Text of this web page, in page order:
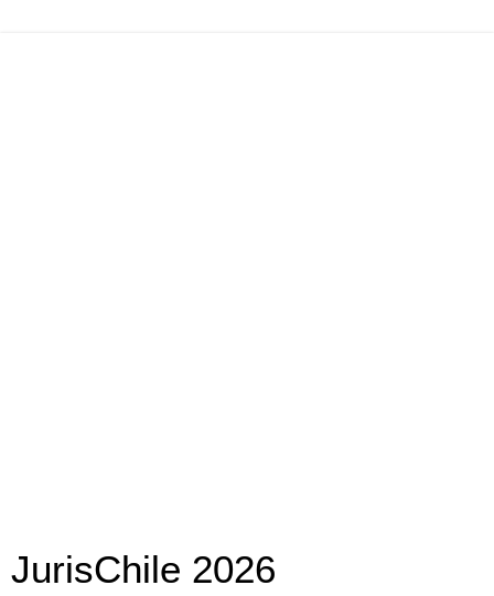
JurisChile 2026